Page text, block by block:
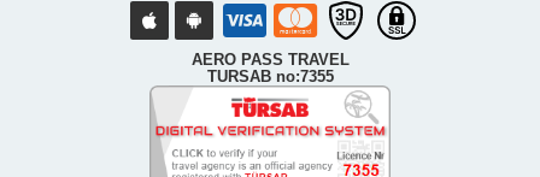
AERO PASS TRAVEL
TURSAB no:7355